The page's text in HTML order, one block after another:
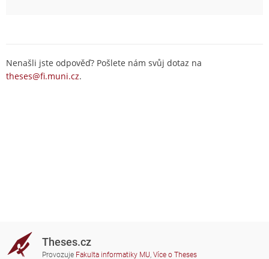
Nenašli jste odpověď? Pošlete nám svůj dotaz na
theses@fi.muni.cz.
Theses.cz
Provozuje Fakulta informatiky MU, Více o Theses